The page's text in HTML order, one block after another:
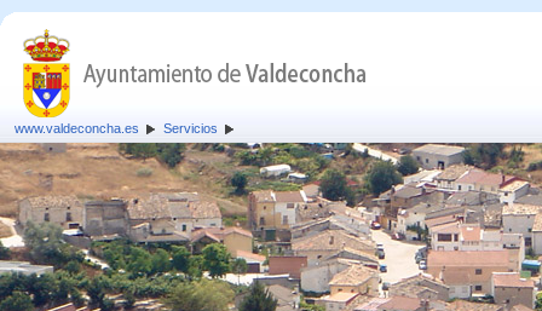
www.valdeconcha.es Servicios